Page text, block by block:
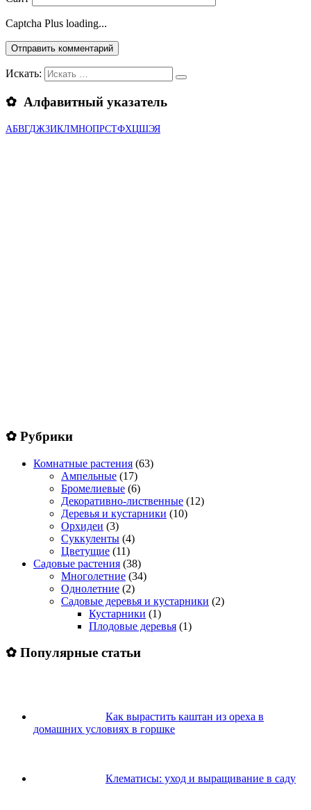
Captcha Plus loading...
Искать:
✿ Алфавитный указатель
АБВГДЖЗИКЛМНОПРСТФХЦШЭЯ
✿ Рубрики
Комнатные растения (63)
Ампельные (17)
Бромелиевые (6)
Декоративно-лиственные (12)
Деревья и кустарники (10)
Орхидеи (3)
Суккуленты (4)
Цветущие (11)
Садовые растения (38)
Многолетние (34)
Однолетние (2)
Садовые деревья и кустарники (2)
Кустарники (1)
Плодовые деревья (1)
✿ Популярные статьи
Как вырастить каштан из ореха в
домашних условиях в горшке
Клематисы: уход и выращивание в саду